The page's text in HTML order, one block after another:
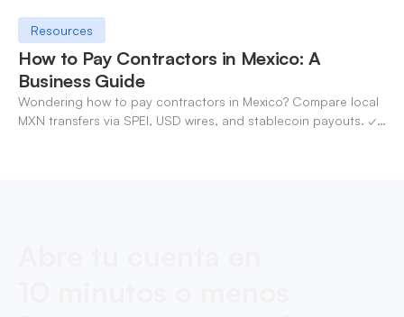
Resources
How to Pay Contractors in Mexico: A
Business Guide
Wondering how to pay contractors in Mexico? Compare local
MXN transfers via SPEI, USD wires, and stablecoin payouts. ✓